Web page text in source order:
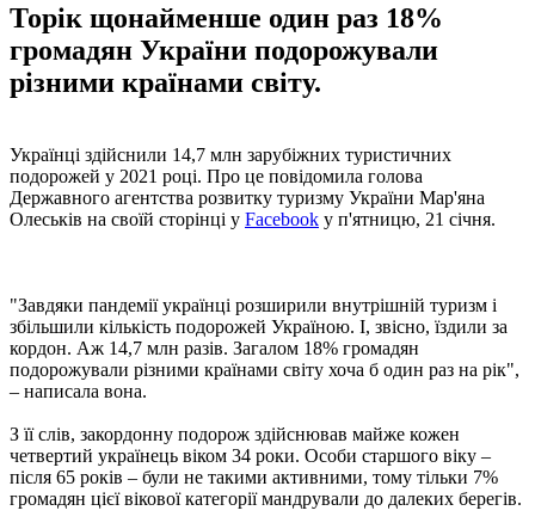
Торік щонайменше один раз 18%
громадян України подорожували
різними країнами світу.
Українці здійснили 14,7 млн зарубіжних туристичних
подорожей у 2021 році. Про це повідомила голова
Державного агентства розвитку туризму України Мар'яна
Олеськів на своїй сторінці у Facebook у п'ятницю, 21 січня.
"Завдяки пандемії українці розширили внутрішній туризм і
збільшили кількість подорожей Україною. І, звісно, їздили за
кордон. Аж 14,7 млн ​​разів. Загалом 18% громадян
подорожували різними країнами світу хоча б один раз на рік",
– написала вона.
З її слів, закордонну подорож здійснював майже кожен
четвертий українець віком 34 роки. Особи старшого віку –
після 65 років – були не такими активними, тому тільки 7%
громадян цієї вікової категорії мандрували до далеких берегів.